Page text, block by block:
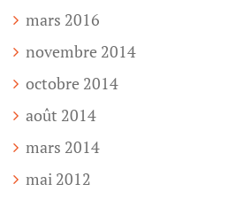
mars 2016
novembre 2014
octobre 2014
août 2014
mars 2014
mai 2012